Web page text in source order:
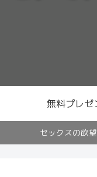
無料プレゼ
セックスの欲